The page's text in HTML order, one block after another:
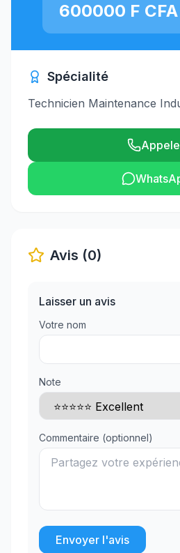
600000 F
Spécialité
Technicien Maintenance
Avis (0)
Laisser un avis
Votre nom
Note
Commentaire (optionnel)
Envoyer l'avis